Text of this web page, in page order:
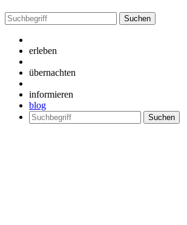
Suchen
nach:
erleben
übernachten
informieren
blog
Suchen
nach: